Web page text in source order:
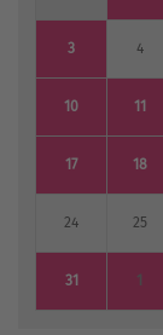
3 4
10 11
17 18
24 25
31 1